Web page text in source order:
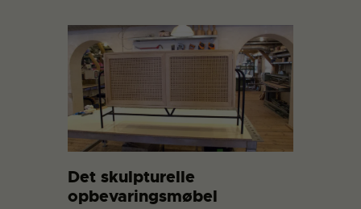
Det skulpturelle
opbevaringsmøbel